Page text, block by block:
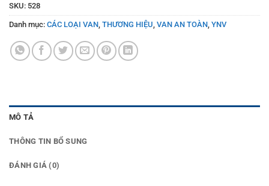
SKU: 528
Danh mục: CÁC LOẠI VAN THƯƠNG HIỆU VAN AN TOÀN YNV
MÔ TẢ
THÔNG TIN BỔ SUNG
ĐÁNH GIÁ (0)